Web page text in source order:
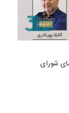
شورای